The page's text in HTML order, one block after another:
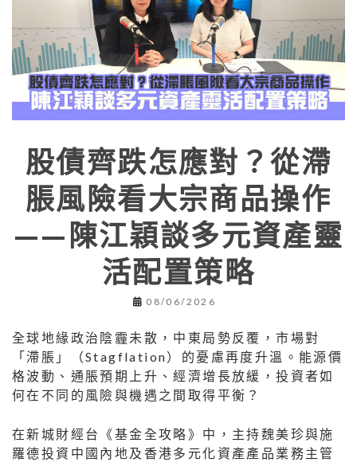
股債齊跌怎應對？從滯
脹風險看大宗商品操作
——陳江穎談多元資產靈
活配置策略
08/06/2026
全球地緣政治陰霾未散，中東局勢反覆，市場對
「滯脹」（Stagflation）的憂慮再度升溫。能源價
格波動、通脹預期上升、經濟增長放緩，投資者如
何在不同的風險與機遇之間取得平衡？
在新城財經台《基金全攻略》中，主持魏美珍與施
羅德投資中國內地及香港多元化資產產品業務主管